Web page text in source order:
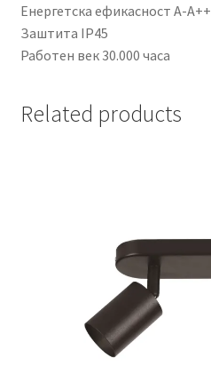
Енергетска ефикасност A-A++
Заштита IP45
Работен век 30.000 часа
Related products